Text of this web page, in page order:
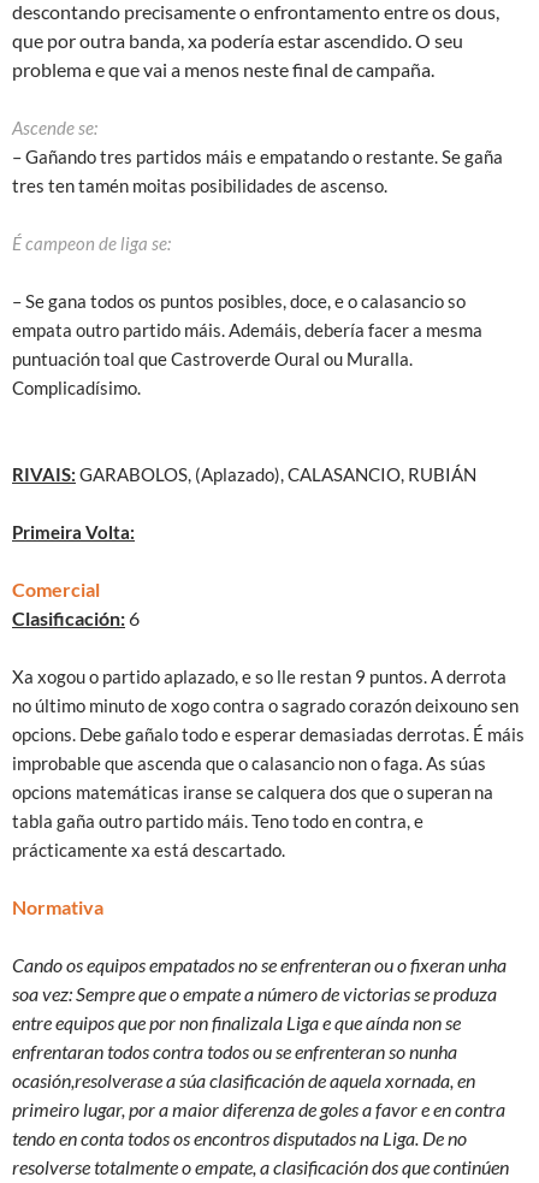
descontando precisamente o enfrontamento entre os dous,
que por outra banda, xa podería estar ascendido. O seu
problema e que vai a menos neste final de campaña.
Ascende se:
– Gañando tres partidos máis e empatando o restante. Se gaña
tres ten tamén moitas posibilidades de ascenso.
É campeon de liga se:
– Se gana todos os puntos posibles, doce, e o calasancio so
empata outro partido máis. Ademáis, debería facer a mesma
puntuación toal que Castroverde Oural ou Muralla.
Complicadísimo.
RIVAIS: GARABOLOS, (Aplazado), CALASANCIO, RUBIÁN
Primeira Volta:
Comercial
Clasificación:6
Xa xogou o partido aplazado, e so lle restan 9 puntos. A derrota
no último minuto de xogo contra o sagrado corazón deixouno sen
opcions. Debe gañalo todo e esperar demasiadas derrotas. É máis
improbable que ascenda que o calasancio non o faga. As súas
opcions matemáticas iranse se calquera dos que o superan na
tabla gaña outro partido máis. Teno todo en contra, e
prácticamente xa está descartado.
Normativa
Cando os equipos empatados no se enfrenteran ou o fixeran unha
soa vez: Sempre que o empate a número de victorias se produza
entre equipos que por non finalizala Liga e que aínda non se
enfrentarantodos contra todos ou se enfrenteran so nunha
ocasión,resolverase a súa clasificación de aquela xornada, en
primeiro lugar, por a maior diferenza de goles a favor e en contra
tendo en conta todos os encontros disputados na Liga. De no
resolverse totalmente o empate, a clasificación dos que continúen